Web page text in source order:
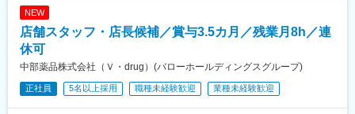
NEW
店舗スタッフ・店長候補／賞与3.5カ月／残業月8h／連
休可
中部薬品株式会社（Ｖ・drug）(バローホールディングスグループ)
正社員 5名以上採用 職種未経験歓迎 業種未経験歓迎